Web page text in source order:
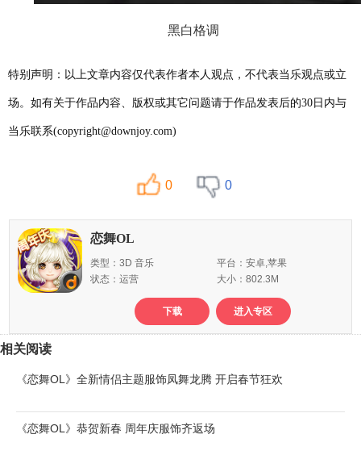
黑白格调
特别声明：以上文章内容仅代表作者本人观点，不代表当乐观点或立
场。如有关于作品内容、版权或其它问题请于作品发表后的30日内与
当乐联系(copyright@downjoy.com)
0 0
恋舞OL
类型：3D 音乐
平台：安卓,苹果
状态：运营
大小：802.3M
下载 进入专区
相关阅读
《恋舞OL》全新情侣主题服饰凤舞龙腾 开启春节狂欢
《恋舞OL》恭贺新春 周年庆服饰齐返场